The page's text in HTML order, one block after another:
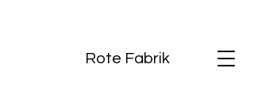
Rote Fabrik